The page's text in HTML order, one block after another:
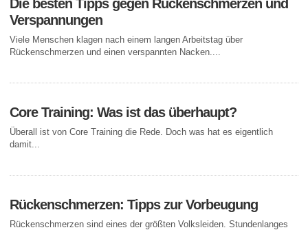
Die besten Tipps gegen Rückenschmerzen und
Verspannungen
Viele Menschen klagen nach einem langen Arbeitstag über
Rückenschmerzen und einen verspannten Nacken....
Core Training: Was ist das überhaupt?
Überall ist von Core Training die Rede. Doch was hat es eigentlich
damit...
Rückenschmerzen: Tipps zur Vorbeugung
Rückenschmerzen sind eines der größten Volksleiden. Stundenlanges